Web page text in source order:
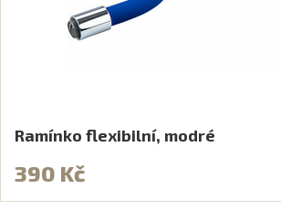
Ramínko flexibilní, modré
390 Kč